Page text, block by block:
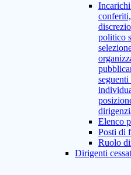
politico
Elenco
Posti di
Ruolo
Dirigenti